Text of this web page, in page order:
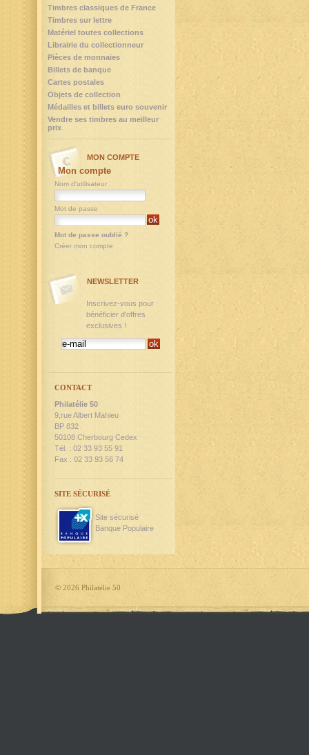
Timbres classiques de France
Timbres sur lettre
Matériel toutes collections
Librairie du collectionneur
Pièces de monnaies
Billets de banque
Cartes postales
Objets de collection
Médailles et billets euro souvenir
Vendre ses timbres au meilleur
prix
MON COMPTE
Mon compte
Nom d'utilisateur
Mot de passe
Mot de passe oublié ?
Créer mon compte
NEWSLETTER
Inscrivez-vous pour
bénéficier d'offres
exclusives !
CONTACT
Philatélie 50
9,rue Albert Mahieu
BP 832
50108 Cherbourg Cedex
Tél. : 02 33 93 55 91
Fax : 02 33 93 56 74
SITE SÉCURISÉ
Site sécurisé
Banque Populaire
© 2026 Philatélie 50